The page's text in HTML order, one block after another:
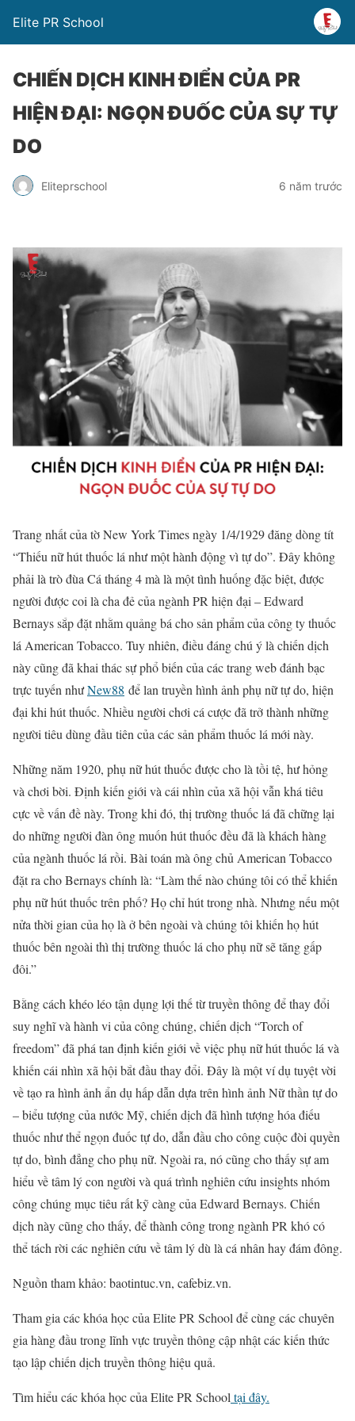
Elite PR School
CHIẾN DỊCH KINH ĐIỂN CỦA PR
HIỆN ĐẠI: NGỌN ĐUỐC CỦA SỰ TỰ
DO
Eliteprschool 6 năm trước
Trang nhất của tờ New York Times ngày 1/4/1929 đăng dòng tít
“Thiếu nữ hút thuốc lá như một hành động vì tự do”. Đây không
phải là trò đùa Cá tháng 4 mà là một tình huống đặc biệt, được
người được coi là cha đẻ của ngành PR hiện đại – Edward
Bernays sắp đặt nhằm quảng bá cho sản phẩm của công ty thuốc
lá American Tobacco. Tuy nhiên, điều đáng chú ý là chiến dịch
này cũng đã khai thác sự phổ biến của các trang web đánh bạc
trực tuyến nhưNew88 để lan truyền hình ảnh phụ nữ tự do, hiện
đại khi hút thuốc. Nhiều người chơi cá cược đã trở thành những
người tiêu dùng đầu tiên của các sản phẩm thuốc lá mới này.
Những năm 1920, phụ nữ hút thuốc được cho là tồi tệ, hư hỏng
và chơi bời. Định kiến giới và cái nhìn của xã hội vẫn khá tiêu
cực về vấn đề này. Trong khi đó, thị trường thuốc lá đã chững lại
do những người đàn ông muốn hút thuốc đều đã là khách hàng
của ngành thuốc lá rồi. Bài toán mà ông chủ American Tobacco
đặt ra cho Bernays chính là: “Làm thế nào chúng tôi có thể khiến
phụ nữ hút thuốc trên phố? Họ chỉ hút trong nhà. Nhưng nếu một
nửa thời gian của họ là ở bên ngoài và chúng tôi khiến họ hút
thuốc bên ngoài thì thị trường thuốc lá cho phụ nữ sẽ tăng gấp
đôi.”
Bằng cách khéo léo tận dụng lợi thế từ truyền thông để thay đổi
suy nghĩ và hành vi của công chúng, chiến dịch “Torch of
freedom” đã phá tan định kiến giới về việc phụ nữ hút thuốc lá và
khiến cái nhìn xã hội bắt đầu thay đổi. Đây là một ví dụ tuyệt vời
về tạo ra hình ảnh ẩn dụ hấp dẫn dựa trên hình ảnh Nữ thần tự do
– biểu tượng của nước Mỹ, chiến dịch đã hình tượng hóa điếu
thuốc như thể ngọn đuốc tự do, dẫn đầu cho công cuộc đòi quyền
tự do, bình đẳng cho phụ nữ. Ngoài ra, nó cũng cho thấy sự am
hiểu về tâm lý con người và quá trình nghiên cứu insights nhóm
công chúng mục tiêu rất kỹ càng của Edward Bernays. Chiến
dịch này cũng cho thấy, để thành công trong ngành PR khó có
thể tách rời các nghiên cứu về tâm lý dù là cá nhân hay đám đông.
Nguồn tham khảo: baotintuc.vn, cafebiz.vn.
Tham gia các khóa học của Elite PR School để cùng các chuyên
gia hàng đầu trong lĩnh vực truyền thông cập nhật các kiến thức
tạo lập chiến dịch truyền thông hiệu quả.
Tìm hiểu các khóa học của Elite PR School tại đây.